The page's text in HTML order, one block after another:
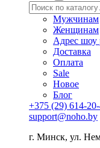
Мужчинам
Женщинам
Адрес шоу
Доставка
Оплата
Sale
Новое
Блог
+375 (29) 614-
support@noho.by
г. Минск, ул.